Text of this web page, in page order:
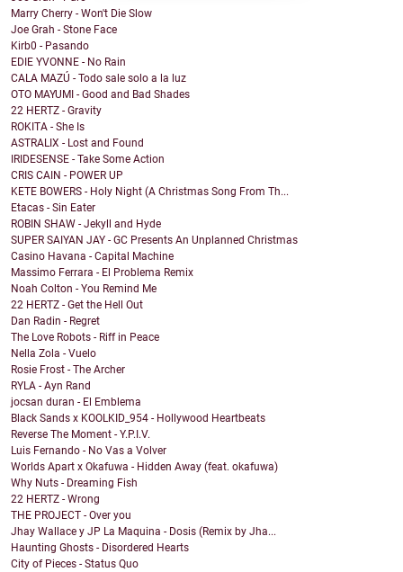
Marry Cherry - Won't Die Slow
Joe Grah - Stone Face
Kirb0 - Pasando
EDIE YVONNE - No Rain
CALA MAZÚ - Todo sale solo a la luz
OTO MAYUMI - Good and Bad Shades
22 HERTZ - Gravity
ROKITA - She Is
ASTRALIX - Lost and Found
IRIDESENSE - Take Some Action
CRIS CAIN - POWER UP
KETE BOWERS - Holy Night (A Christmas Song From Th...
Etacas - Sin Eater
ROBIN SHAW - Jekyll and Hyde
SUPER SAIYAN JAY - GC Presents An Unplanned Christmas
Casino Havana - Capital Machine
Massimo Ferrara - El Problema Remix
Noah Colton - You Remind Me
22 HERTZ - Get the Hell Out
Dan Radin - Regret
The Love Robots - Riff in Peace
Nella Zola - Vuelo
Rosie Frost - The Archer
RYLA - Ayn Rand
jocsan duran - El Emblema
Black Sands x KOOLKID_954 - Hollywood Heartbeats
Reverse The Moment - Y.P.I.V.
Luis Fernando - No Vas a Volver
Worlds Apart x Okafuwa - Hidden Away (feat. okafuwa)
Why Nuts - Dreaming Fish
22 HERTZ - Wrong
THE PROJECT - Over you
Jhay Wallace y JP La Maquina - Dosis (Remix by Jha...
Haunting Ghosts - Disordered Hearts
City of Pieces - Status Quo